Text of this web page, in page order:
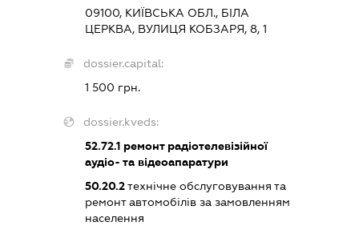
09100, КИЇВСЬКА ОБЛ., БІЛА
ЦЕРКВА, ВУЛИЦЯ КОБЗАРЯ, 8, 1
dossier.capital:
1 500 грн.
dossier.kveds:
52.72.1 ремонт радіотелевізійної
аудіо- та відеоапаратури
50.20.2технічне обслуговування та
ремонт автомобілів за замовленням
населення